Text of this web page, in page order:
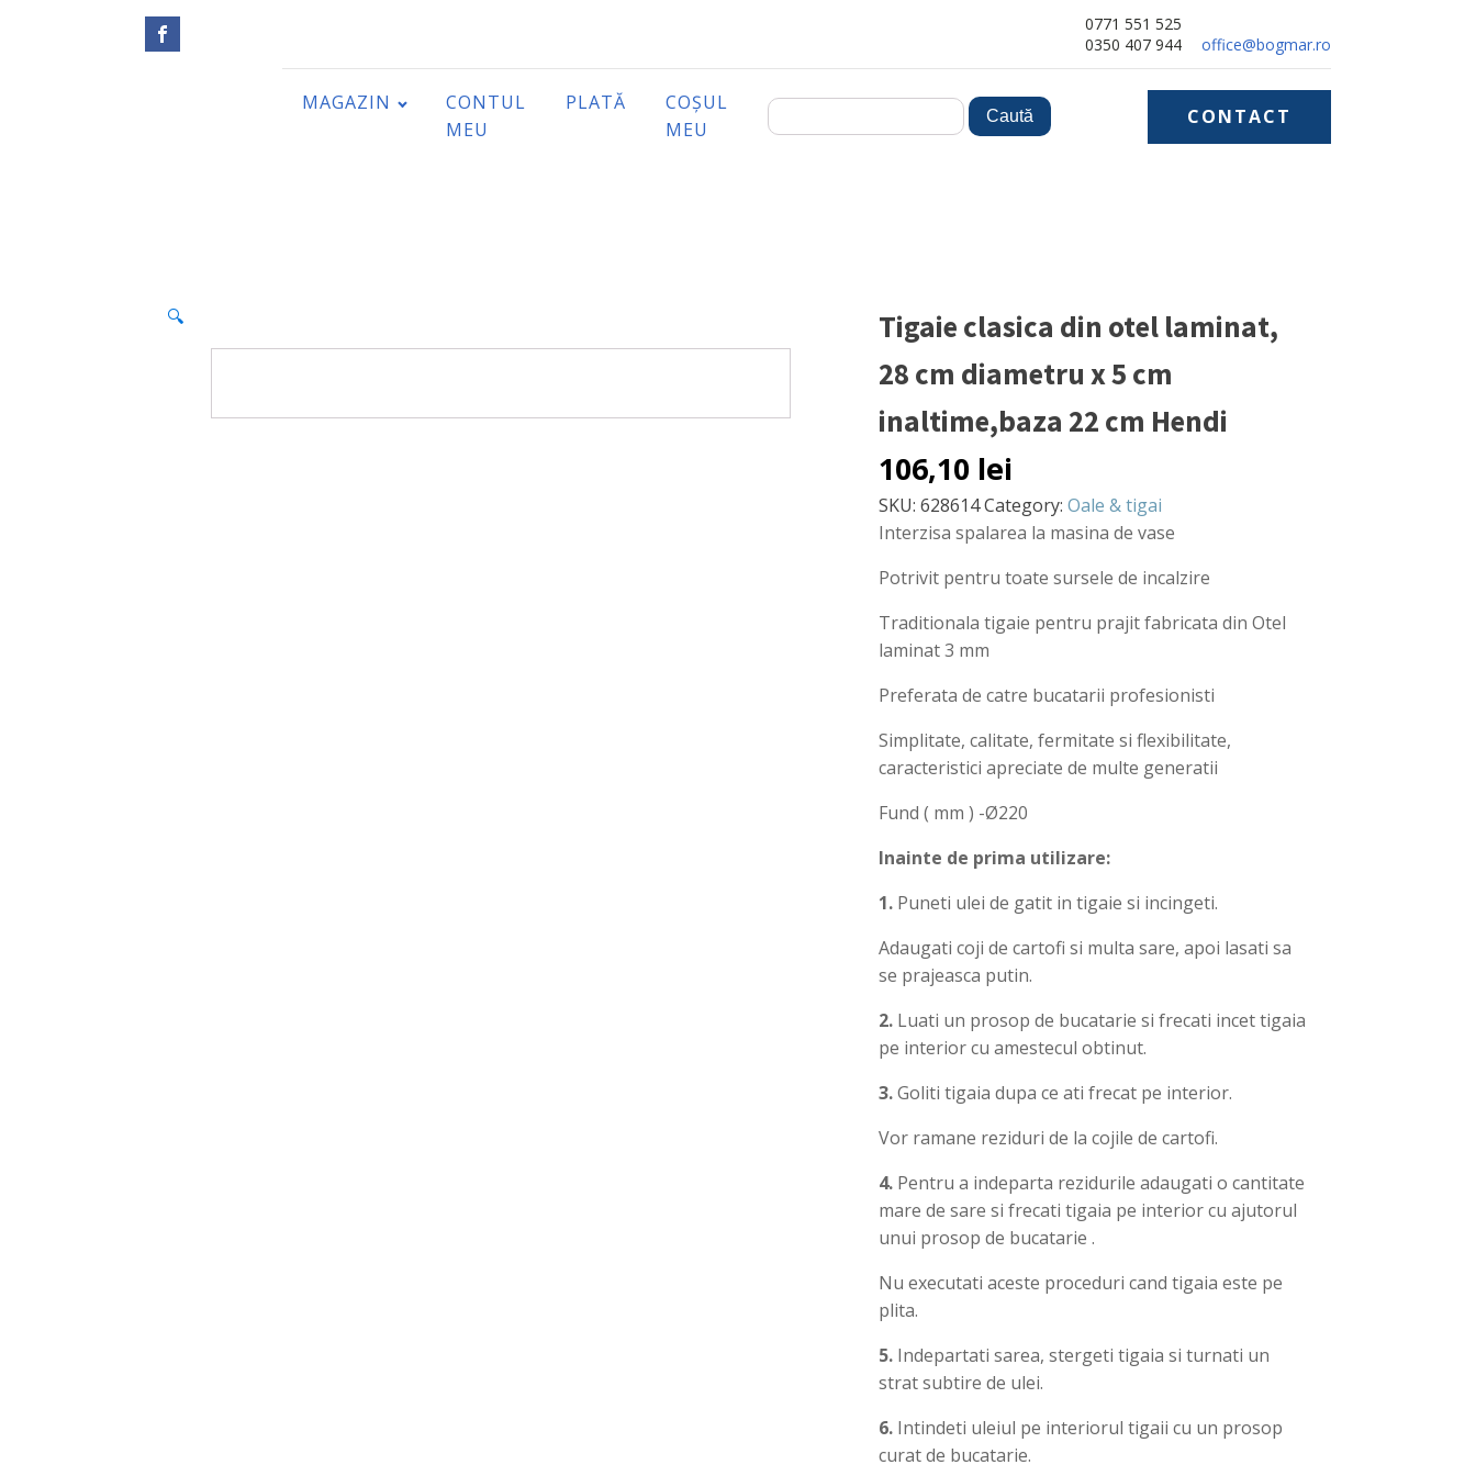
0771 551 525
0350 407 944
office@bogmar.ro
MAGAZIN
CONTUL
MEU
PLATĂ
COȘUL
MEU
CONTACT
🔍
Tigaie clasica din otel laminat,
28 cm diametru x 5 cm
inaltime,baza 22 cm Hendi
106,10 lei
SKU: 628614Category: Oale & tigai
Interzisa spalarea la masina de vase
Potrivit pentru toate sursele de incalzire
Traditionala tigaie pentru prajit fabricata din Otel
laminat 3 mm
Preferata de catre bucatarii profesionisti
Simplitate, calitate, fermitate si flexibilitate,
caracteristici apreciate de multe generatii
Fund ( mm ) -Ø220
Inainte de prima utilizare:
1. Puneti ulei de gatit in tigaie si incingeti.
Adaugati coji de cartofi si multa sare, apoi lasati sa
se prajeasca putin.
2. Luati un prosop de bucatarie si frecati incet tigaia
pe interior cu amestecul obtinut.
3.Goliti tigaia dupa ce ati frecat pe interior.
Vor ramane reziduri de la cojile de cartofi.
4. Pentru a indeparta rezidurile adaugati o cantitate
mare de sare si frecati tigaia pe interior cu ajutorul
unui prosop de bucatarie .
Nu executati aceste proceduri cand tigaia este pe
plita.
5. Indepartati sarea, stergeti tigaia si turnati un
strat subtire de ulei.
6. Intindeti uleiul pe interiorul tigaii cu un prosop
curat de bucatarie.